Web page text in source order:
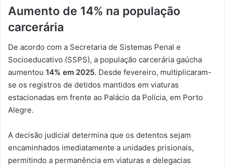
Aumento de 14% na população
carcerária
De acordo com a Secretaria de Sistemas Penal e
Socioeducativo (SSPS), a população carcerária gaúcha
aumentou 14% em 2025. Desde fevereiro, multiplicaram-
se os registros de detidos mantidos em viaturas
estacionadas em frente ao Palácio da Polícia, em Porto
Alegre.
A decisão judicial determina que os detentos sejam
encaminhados imediatamente a unidades prisionais,
permitindo a permanência em viaturas e delegacias